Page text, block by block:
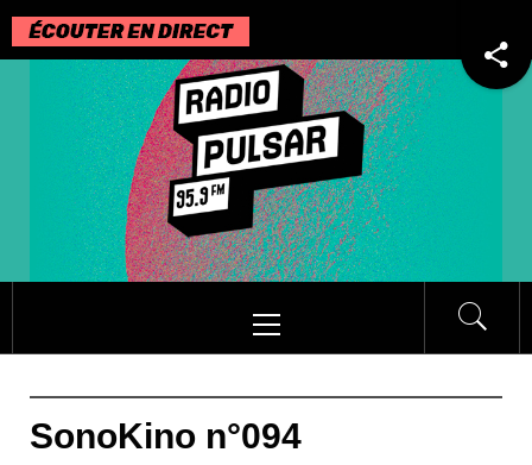
Passer
au
contenu
principal
SonoKino n°094